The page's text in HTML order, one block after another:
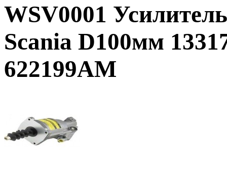
WSV0001
Scania D100мм
622199AM